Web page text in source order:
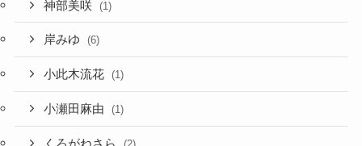
神部美咲 (1)
岸みゆ (6)
小此木流花 (1)
小瀬田麻由 (1)
くろがねさら